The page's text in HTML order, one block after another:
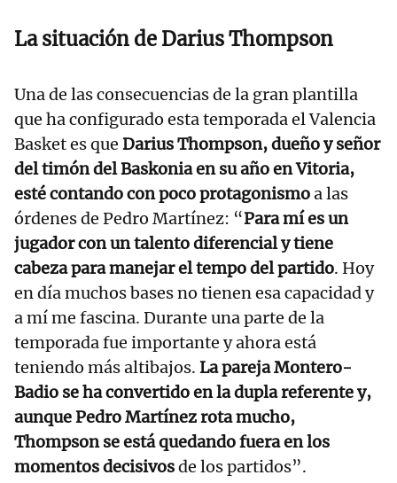
La situación de Darius Thompson
Una de las consecuencias de la gran plantilla
que ha configurado esta temporada el Valencia
Basket es que Darius Thompson, dueño y señor
del timón del Baskonia en su año en Vitoria,
esté contando con poco protagonismoa las
órdenes de Pedro Martínez: “Para mí es un
jugador con un talento diferencial y tiene
cabeza para manejar el tempo del partido. Hoy
en día muchos bases no tienen esa capacidad y
a mí me fascina. Durante una parte de la
temporada fue importante y ahora está
teniendo más altibajos. La pareja Montero-
Badio se ha convertido en la dupla referente y,
aunque Pedro Martínez rota mucho,
Thompson se está quedando fuera en los
momentos decisivosde los partidos”.